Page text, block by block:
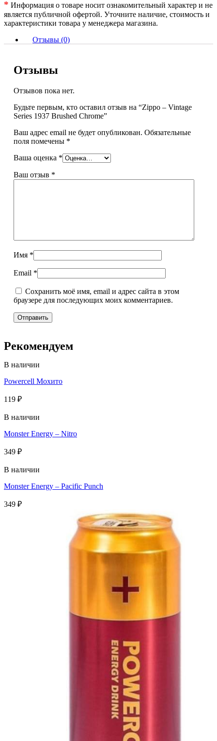
* Информация о товаре носит ознакомительный характер и не
является публичной офертой. Уточните наличие, стоимость и
характеристики товара у менеджера магазина.
Отзывы (0)
Отзывы
Отзывов пока нет.
Будьте первым, кто оставил отзыв на “Zippo – Vintage
Series 1937 Brushed Chrome”
Ваш адрес email не будет опубликован. Обязательные
поля помечены *
Ваша оценка *
Ваш отзыв *
Имя *
Email *
Сохранить моё имя, email и адрес сайта в этом
браузере для последующих моих комментариев.
Рекомендуем
В наличии
Powercell Мохито
119 ₽
В наличии
Monster Energy – Nitro
349 ₽
В наличии
Monster Energy – Pacific Punch
349 ₽